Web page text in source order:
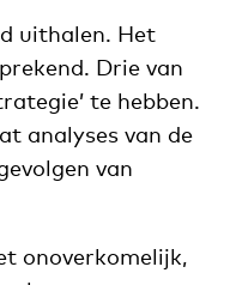
uithalen. Het
Drie van
te hebben.
analyses van de
van
onoverkomelijk,